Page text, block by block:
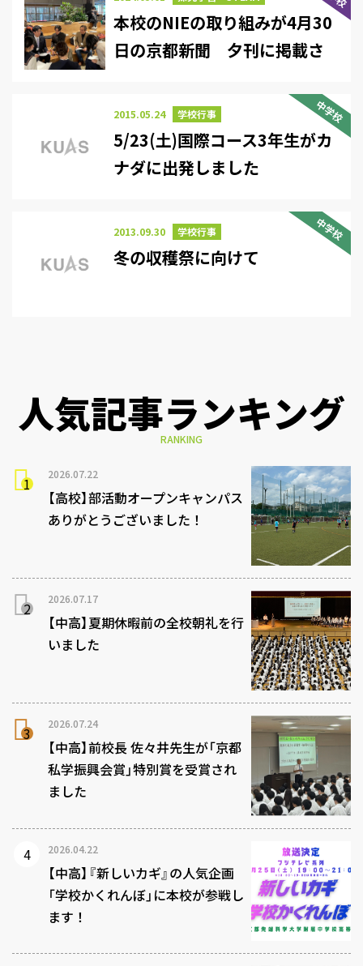
本校のNIEの取り組みが4月30
日の京都新聞 夕刊に掲載さ
中学校
2015.05.24 学校行事
5/23(土)国際コース3年生がカ
ナダに出発しました
中学校
2013.09.30 学校行事
冬の収穫祭に向けて
人気記事ランキング
RANKING
2026.07.22
【高校】部活動オープンキャンパス
ありがとうございました！
2026.07.17
【中高】夏期休暇前の全校朝礼を行
いました
2026.07.24
【中高】前校長 佐々井先生が「京都
私学振興会賞」特別賞を受賞され
ました
2026.04.22
【中高】『新しいカギ』の人気企画
「学校かくれんぼ」に本校が参戦し
ます！